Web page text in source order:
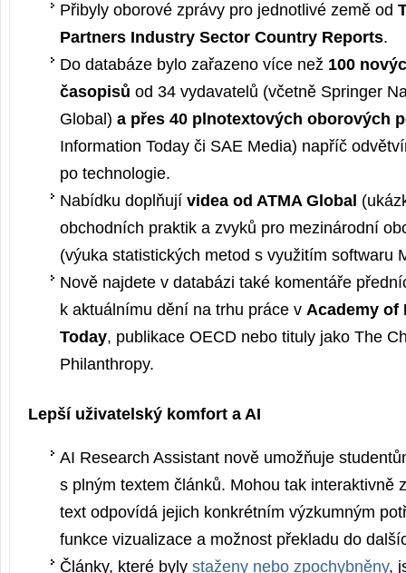
Přibyly oborové zprávy pro jednotlivé země od
Partners Industry Sector Country Reports.
Do databáze bylo zařazeno více než 100
časopisů od 34 vydavatelů (včetně Springer
Global) a přes 40 plnotextových oborových
Information Today či SAE Media) napříč
po technologie.
Nabídku doplňují videa od ATMA Global
obchodních praktik a zvyků pro mezinárodní
(výuka statistických metod s využitím softwaru
Nově najdete v databázi také komentáře
k aktuálnímu dění na trhu práce v Academy of
Today, publikace OECD nebo tituly jako The
Philanthropy.
Lepší uživatelský komfort a AI
AI Research Assistant nově umožňuje
s plným textem článků. Mohou tak interaktivně
text odpovídá jejich konkrétním výzkumným
funkce vizualizace a možnost překladu do
Články, které byly staženy nebo zpochybněny,